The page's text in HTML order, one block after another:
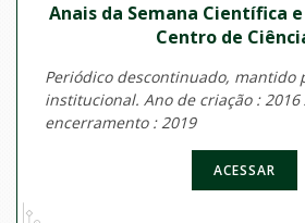
Anais da Semana Científica
Centro de
Periódico descontinuado, mantido
institucional. Ano de criação : 2016
encerramento : 2019
ACESSAR